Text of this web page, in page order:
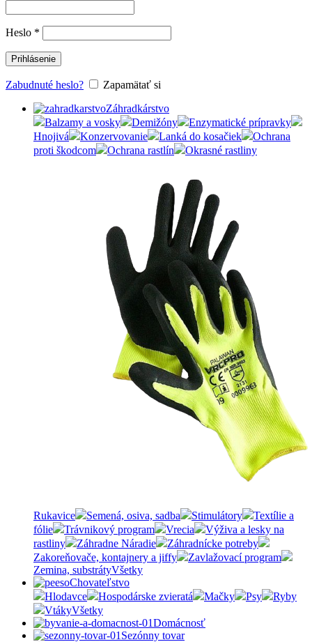
Heslo *
Prihlásenie
Zabudnuté heslo?
Zapamätať si
Záhradkárstvo
Balzamy a vosky
Demižóny
Enzymatické prípravky
Hnojivá
Konzervovanie Lanká do kosačiek
Ochrana
proti škodcom
Ochrana rastlín Okrasné rastliny
Rukavice Semená, osiva, sadba Stimulátory
Textílie a
fólie
Trávnikový program Vrecia
Výživa a lesky na
rastliny
Záhradne Náradie
Záhradnícke potreby
Zakoreňovače, kontajnery a jiffy
Zavlažovací program
Zemina, substrátyVšetky
Chovateľstvo
Hlodavce
Hospodárske zvieratá Mačky Psy
Ryby
VtákyVšetky
Domácnosť
Sezónny tovar